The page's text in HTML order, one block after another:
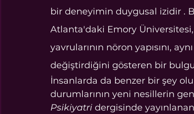
bir deneyimin duygusal izidir .
Atlanta'daki Emory
yavrularının nöron yapısını,
değiştirdiğini gösteren bir
İnsanlarda da benzer bir şey
durumlarının yeni nesillerin
Psikiyatri dergisinde